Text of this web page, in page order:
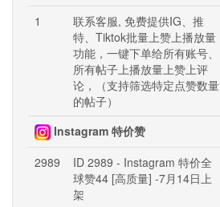
1
联系客服, 免费提供IG、推
特、Tiktok批量上赞上播放量
功能，一键下单给所有账号、
所有帖子上播放量上赞上评
论，（支持筛选特定点赞数量
的帖子）
Instagram 特价赞
2989
ID 2989 - Instagram 特价全
球赞44 [高质量] -7月14日上
架